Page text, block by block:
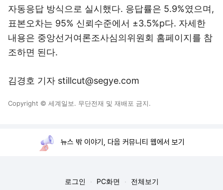
자동응답 방식으로 실시했다. 응답률은 5.9%였으며,
표본오차는 95% 신뢰수준에서 ±3.5%p다. 자세한
내용은 중앙선거여론조사심의위원회 홈페이지를 참
조하면 된다.
김경호 기자 stillcut@segye.com
Copyright © 세계일보. 무단전재 및 재배포 금지.
뉴스 밖 이야기, 다음 커뮤니티 웹에서 보기
로그인 PC화면 전체보기